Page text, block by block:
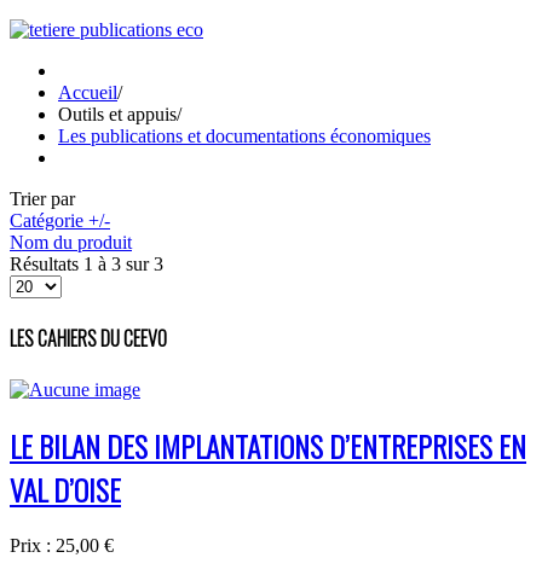
Accueil/
Outils et appuis/
Les publications et documentations économiques
Trier par
Catégorie +/-
Nom du produit
Résultats 1 à 3 sur 3
LES CAHIERS DU CEEVO
LE BILAN DES IMPLANTATIONS D’ENTREPRISES EN
VAL D’OISE
Prix : 25,00 €